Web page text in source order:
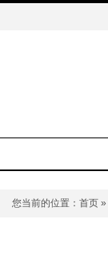
您当前的位置： 首页 »